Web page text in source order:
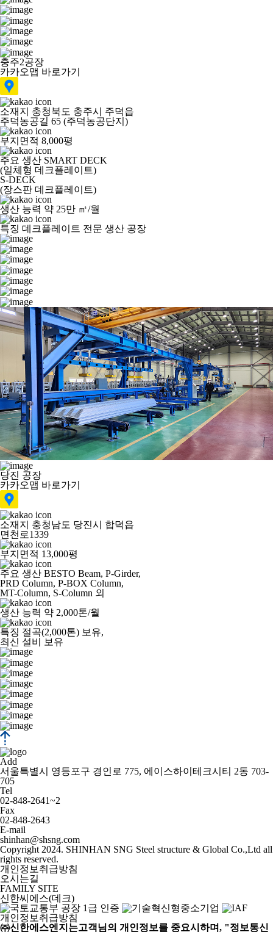
충주2공장
카카오맵 바로가기
소재지
충청북도 충주시 주덕읍
주덕농공길 65 (주덕농공단지)
부지면적 8,000평
주요 생산 SMART DECK
(일체형 데크플레이트)
S-DECK
(장스판 데크플레이트)
생산 능력 약 25만 ㎡/월
특징 데크플레이트 전문 생산 공장
당진 공장
카카오맵 바로가기
소재지
충청남도 당진시 합덕읍
면천로1339
부지면적 13,000평
주요 생산 BESTO Beam, P-Girder,
PRD Column, P-BOX Column,
MT-Column, S-Column 외
생산 능력 약 2,000톤/월
특징 절곡(2,000톤) 보유,
최신 설비 보유
Add
서울특별시 영등포구 경인로 775, 에이스하이테크시티 2동 703-
705
Tel
02-848-2641~2
Fax
02-848-2643
E-mail
shinhan@shsng.com
Copyright 2024. SHINHAN SNG Steel structure & Global Co.,Ltd all
rights reserved.
개인정보취급방침
오시는길
FAMILY SITE
신한씨에스(데크)
개인정보취급방침
㈜신한에스엔지는고객님의 개인정보를 중요시하며, "정보통신